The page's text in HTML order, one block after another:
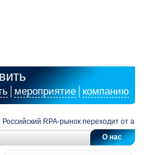
мероприятие компанию
RPA-рынок переходит от
О нас